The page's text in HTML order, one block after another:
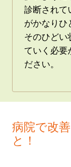
診断されて
がかなりひ
そのひどい
ていく必要
ださい。
病院で改
と！